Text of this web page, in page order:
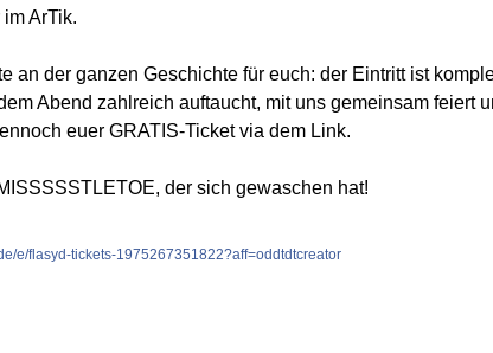
ArTik.
an der ganzen Geschichte für euch: der Eintritt ist
Abend zahlreich auftaucht, mit uns gemeinsam feiert
euer GRATIS-Ticket via dem Link.
der sich gewaschen hat!
e/flasyd-tickets-1975267351822?aff=oddtdtcreator